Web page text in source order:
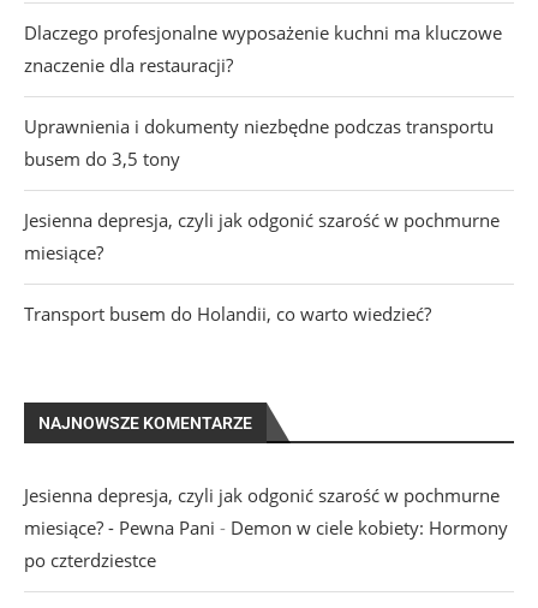
Dlaczego profesjonalne wyposażenie kuchni ma kluczowe
znaczenie dla restauracji?
Uprawnienia i dokumenty niezbędne podczas transportu
busem do 3,5 tony
Jesienna depresja, czyli jak odgonić szarość w pochmurne
miesiące?
Transport busem do Holandii, co warto wiedzieć?
NAJNOWSZE KOMENTARZE
Jesienna depresja, czyli jak odgonić szarość w pochmurne
miesiące? - Pewna Pani - Demon w ciele kobiety: Hormony
po czterdziestce